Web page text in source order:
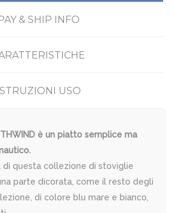
& SHIP INFO
USO
è un piatto semplice ma
di questa collezione di stoviglie
parte dicorata, come il resto degli
di colore blu mare e bianco,